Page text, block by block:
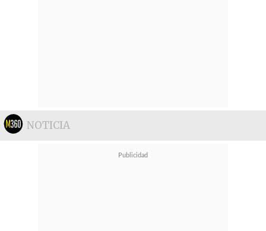
NOTICIA